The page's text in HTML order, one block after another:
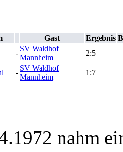
Gast Ergebnis
-
SV Waldhof
Mannheim
2:5
-
SV Waldhof
Mannheim
1:7
nahm